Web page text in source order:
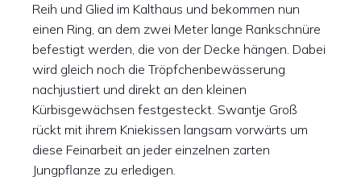
Reih und Glied im Kalthaus und bekommen nun
einen Ring, an dem zwei Meter lange Rankschnüre
befestigt werden, die von der Decke hängen. Dabei
wird gleich noch die Tröpfchenbewässerung
nachjustiert und direkt an den kleinen
Kürbisgewächsen festgesteckt. Swantje Groß
rückt mit ihrem Kniekissen langsam vorwärts um
diese Feinarbeit an jeder einzelnen zarten
Jungpflanze zu erledigen.